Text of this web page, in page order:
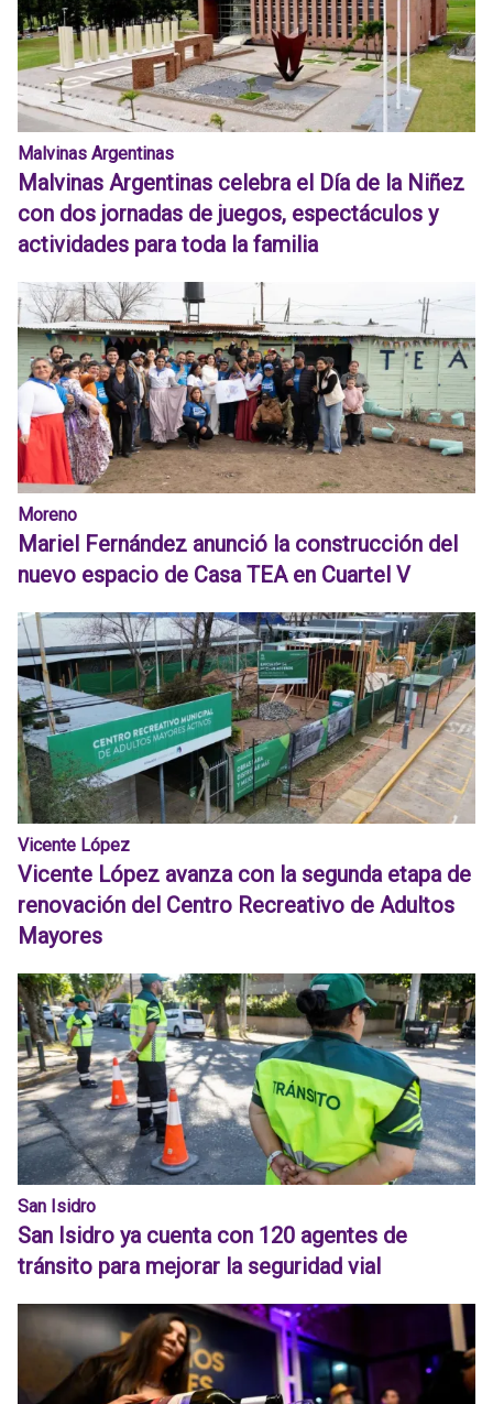
Malvinas Argentinas
Malvinas Argentinas celebra el Día de la Niñez
con dos jornadas de juegos, espectáculos y
actividades para toda la familia
Moreno
Mariel Fernández anunció la construcción del
nuevo espacio de Casa TEA en Cuartel V
Vicente López
Vicente López avanza con la segunda etapa de
renovación del Centro Recreativo de Adultos
Mayores
San Isidro
San Isidro ya cuenta con 120 agentes de
tránsito para mejorar la seguridad vial